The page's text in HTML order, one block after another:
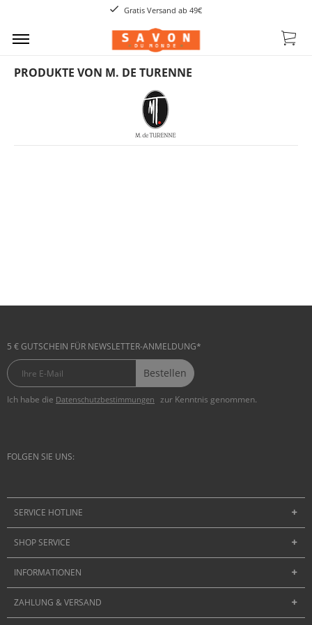
Gratis Versand ab 49€
PRODUKTE VON M. DE TURENNE
5 € GUTSCHEIN FÜR NEWSLETTER-ANMELDUNG*
Bestellen
Ich habe die Datenschutzbestimmungen zur Kenntnis genommen.
FOLGEN SIE UNS:
SERVICE HOTLINE
SHOP SERVICE
INFORMATIONEN
ZAHLUNG & VERSAND